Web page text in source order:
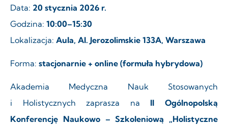
Data: 20 stycznia 2026 r.
Godzina: 10:00–15:30
Lokalizacja: Aula, Al. Jerozolimskie 133A, Warszawa
Forma: stacjonarnie + online (formuła hybrydowa)
Akademia Medyczna Nauk Stosowanych
i Holistycznych zaprasza na II Ogólnopolską
Konferencję Naukowo – Szkoleniową „Holistyczne